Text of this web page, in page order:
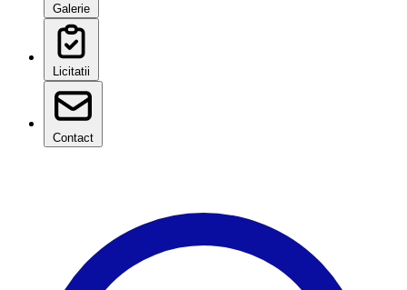
Galerie
Licitatii
Contact